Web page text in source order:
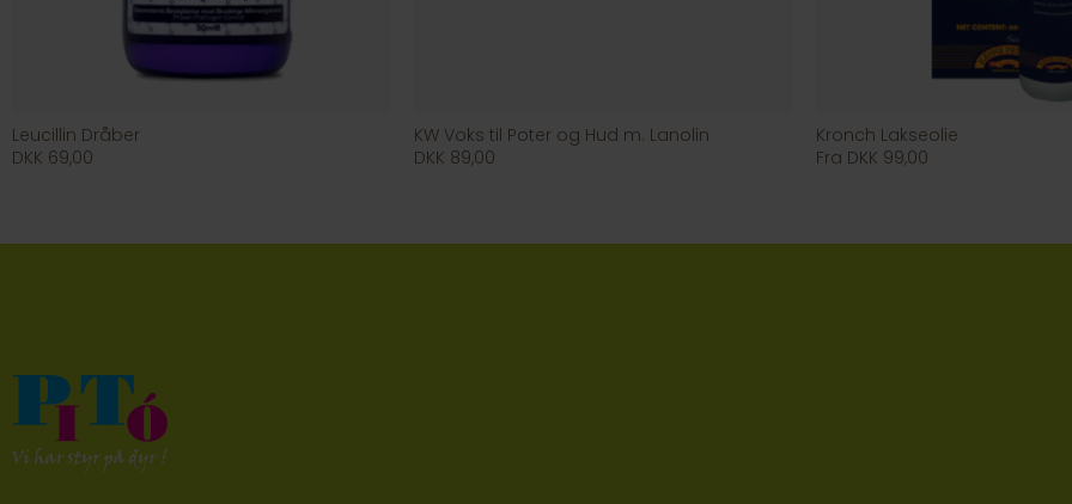
Leucillin Dråber
DKK 69,00
KW Voks til Poter og Hud m. Lanolin
DKK 89,00
Kronch Lakseolie
Fra DKK 99,00